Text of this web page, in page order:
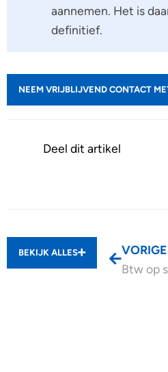
aannemen. Het is
definitief.
NEEM VRIJBLIJVEND CONTACT
Deel dit artikel
BEKIJK ALLES
VORIGE